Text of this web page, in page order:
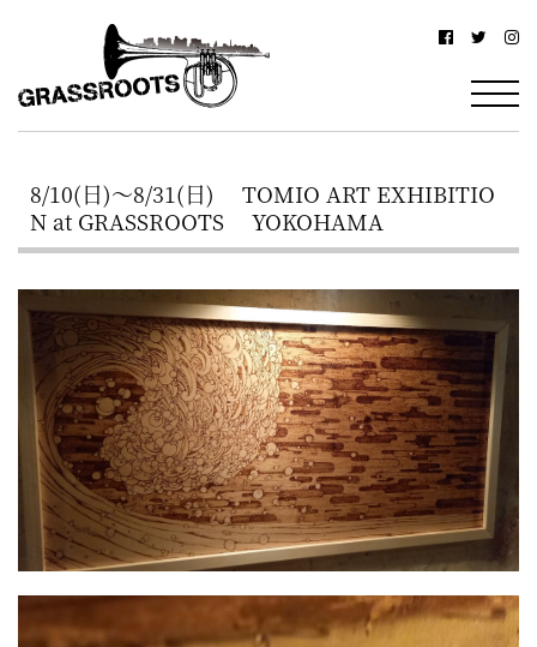
浜
グ
ス
ル
ー
ツ
–
YOKOHAMA
Grassroots
–
駅
北
西
口
か
ら
徒
歩
約
3
分・
鶴
屋
町
8/10(日)～8/31(日) TOMIO ART EXHIBITIO
N at GRASSROOTS YOKOHAMA